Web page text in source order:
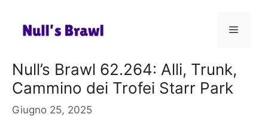
contenuto
Menu
Null’s Brawl 62.264: Alli, Trunk,
Cammino dei Trofei Starr Park
Giugno 25, 2025